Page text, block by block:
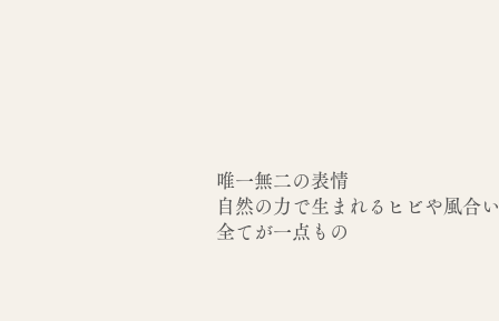
唯一無二の表情
自然の力で生まれるヒビや風合
全てが一点もの